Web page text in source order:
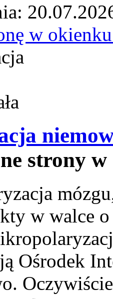
w
strony
w walce
Ośrodek